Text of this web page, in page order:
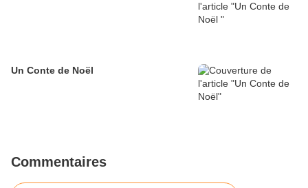
Un Conte de Noël
Commentaires